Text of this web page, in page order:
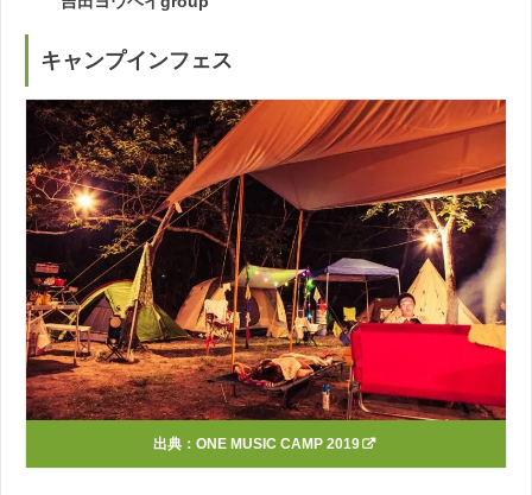
キャンプインフェス
出典： ONE MUSIC CAMP 2019